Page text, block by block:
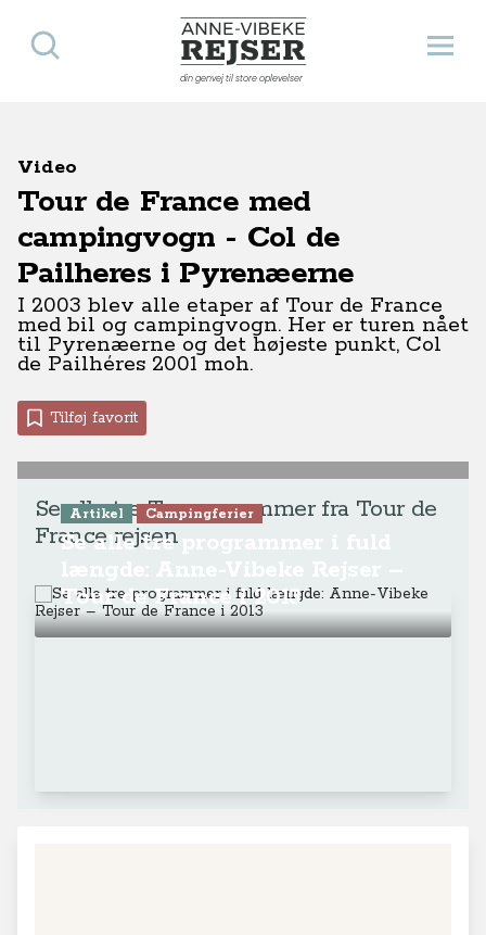
Anne-Vibeke Rejser
din genvej til store oplevelser
Åbn
Søg
Video
Tour de France med
campingvogn - Col de
Pailheres i Pyrenæerne
I 2003 blev alle etaper af Tour de France
med bil og campingvogn. Her er turen nået
til Pyrenæerne og det højeste punkt, Col
de Pailhéres 2001 moh.
Tilføj favorit
Se alle tre Tv-programmer fra Tour de
France rejsen
Artikel Campingferier
Se alle tre programmer i fuld
Tour de France i 2013